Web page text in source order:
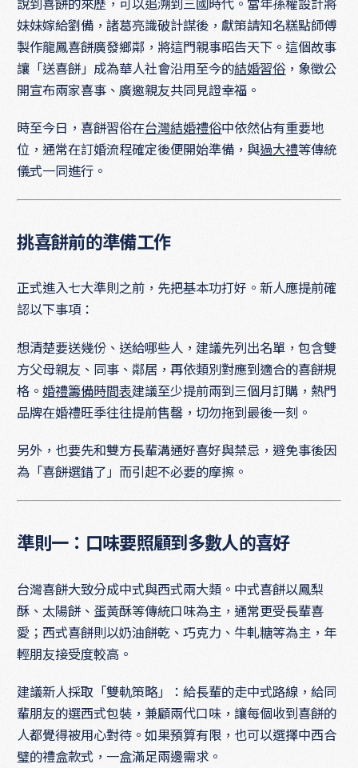
說到喜餅的來歷，可以追溯到三國時代。當年孫權設計將
妹妹嫁給劉備，諸葛亮識破計謀後，獻策請知名糕點師傅
製作龍鳳喜餅廣發鄉鄰，將這門親事昭告天下。這個故事
讓「送喜餅」成為華人社會沿用至今的結婚習俗 ，象徵公
開宣布兩家喜事、廣邀親友共同見證幸福。
時至今日，喜餅習俗在台灣結婚禮俗中依然佔有重要地
位，通常在訂婚流程確定後便開始準備，與過大禮等傳統
儀式一同進行。
挑喜餅前的準備工作
正式進入七大準則之前，先把基本功打好。新人應提前確
認以下事項：
想清楚要送幾份、送給哪些人，建議先列出名單，包含雙
方父母親友、同事、鄰居，再依類別對應到適合的喜餅規
格。婚禮籌備時間表建議至少提前兩到三個月訂購，熱門
品牌在婚禮旺季往往提前售罄，切勿拖到最後一刻。
另外，也要先和雙方長輩溝通好喜好與禁忌，避免事後因
為「喜餅選錯了」而引起不必要的摩擦。
準則一：口味要照顧到多數人的喜好
台灣喜餅大致分成中式與西式兩大類。中式喜餅以鳳梨
酥、太陽餅、蛋黃酥等傳統口味為主，通常更受長輩喜
愛；西式喜餅則以奶油餅乾、巧克力、牛軋糖等為主，年
輕朋友接受度較高。
建議新人採取「雙軌策略」：給長輩的走中式路線，給同
輩朋友的選西式包裝，兼顧兩代口味，讓每個收到喜餅的
人都覺得被用心對待。如果預算有限，也可以選擇中西合
璧的禮盒款式，一盒滿足兩邊需求。